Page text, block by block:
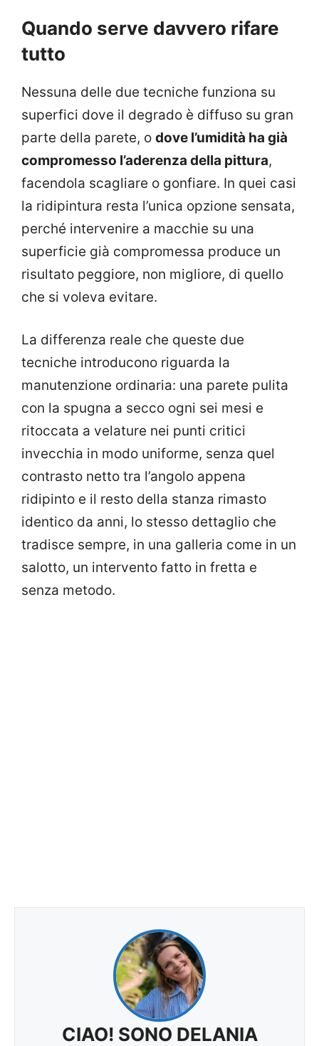
Quando serve davvero rifare
tutto
Nessuna delle due tecniche funziona su
superfici dove il degrado è diffuso su gran
parte della parete, o dove l’umidità ha già
compromesso l’aderenza della pittura,
facendola scagliare o gonfiare. In quei casi
la ridipintura resta l’unica opzione sensata,
perché intervenire a macchie su una
superficie già compromessa produce un
risultato peggiore, non migliore, di quello
che si voleva evitare.
La differenza reale che queste due
tecniche introducono riguarda la
manutenzione ordinaria: una parete pulita
con la spugna a secco ogni sei mesi e
ritoccata a velature nei punti critici
invecchia in modo uniforme, senza quel
contrasto netto tra l’angolo appena
ridipinto e il resto della stanza rimasto
identico da anni, lo stesso dettaglio che
tradisce sempre, in una galleria come in un
salotto, un intervento fatto in fretta e
senza metodo.
CIAO! SONO DELANIA